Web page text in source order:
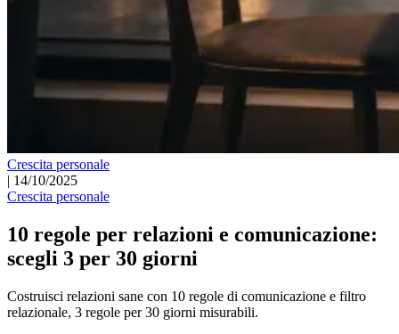
Crescita personale
| 14/10/2025
Crescita personale
10 regole per relazioni e comunicazione:
scegli 3 per 30 giorni
Costruisci relazioni sane con 10 regole di comunicazione e filtro
relazionale, 3 regole per 30 giorni misurabili.